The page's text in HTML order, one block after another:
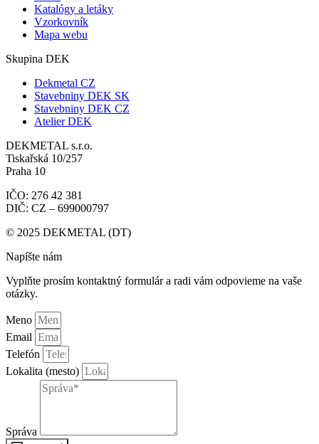
Katalógy a letáky
Vzorkovník
Mapa webu
Skupina DEK
Dekmetal CZ
Stavebniny DEK SK
Stavebniny DEK CZ
Atelier DEK
DEKMETAL s.r.o.
Tiskařská 10/257
Praha 10
IČO: 276 42 381
DIČ: CZ – 699000797
© 2025 DEKMETAL (DT)
Napíšte nám
Vyplňte prosím kontaktný formulár a radi vám odpovieme na vaše
otázky.
Meno
Email
Telefón
Lokalita (mesto)
Správa